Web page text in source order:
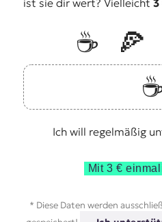
☕️ 🍕
Ich will regelmäßig
Mit 3 €
* Diese Daten werden